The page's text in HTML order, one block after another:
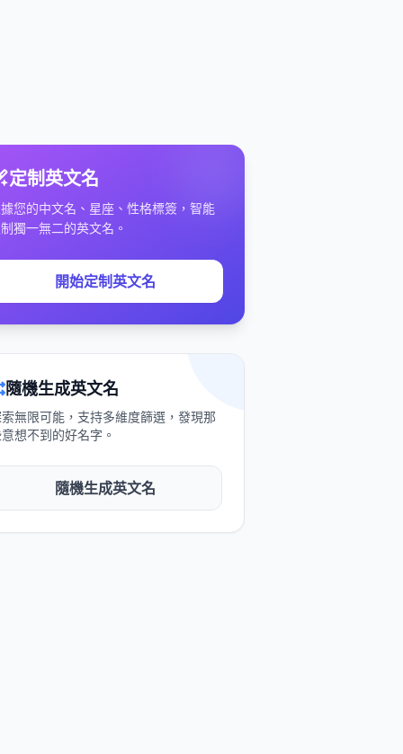
定制英文名
您的中文名、星座、性格標簽，智能
獨一無二的英文名。
開始定制英文名
隨機生成英文名
無限可能，支持多維度篩選，發現那
想不到的好名字。
隨機生成英文名